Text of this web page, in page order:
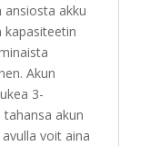
akku
kapasiteetin
Akun
3-
akun
voit aina